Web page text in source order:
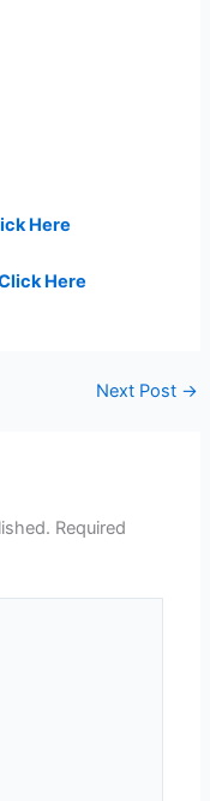
Here
Here
Next Post →
Required